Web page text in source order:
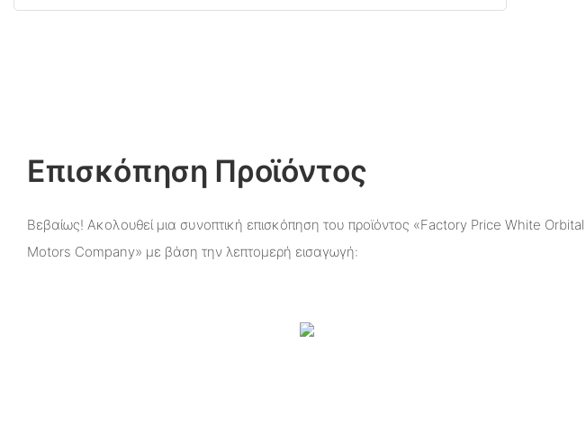
Επισκόπηση Προϊόντος
Βεβαίως! Ακολουθεί μια συνοπτική επισκόπηση του προϊόντος «Factory Price White Orbital
Motors Company» με βάση την λεπτομερή εισαγωγή: